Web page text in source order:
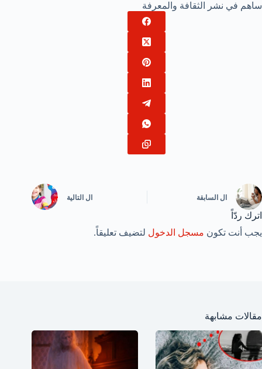
ساهم في نشر الثقافة والمعرفة
ال السابقة ال التالية
اترك ردّاً
يجب أنت تكون مسجل الدخول لتضيف تعليقاً.
مقالات مشابهة